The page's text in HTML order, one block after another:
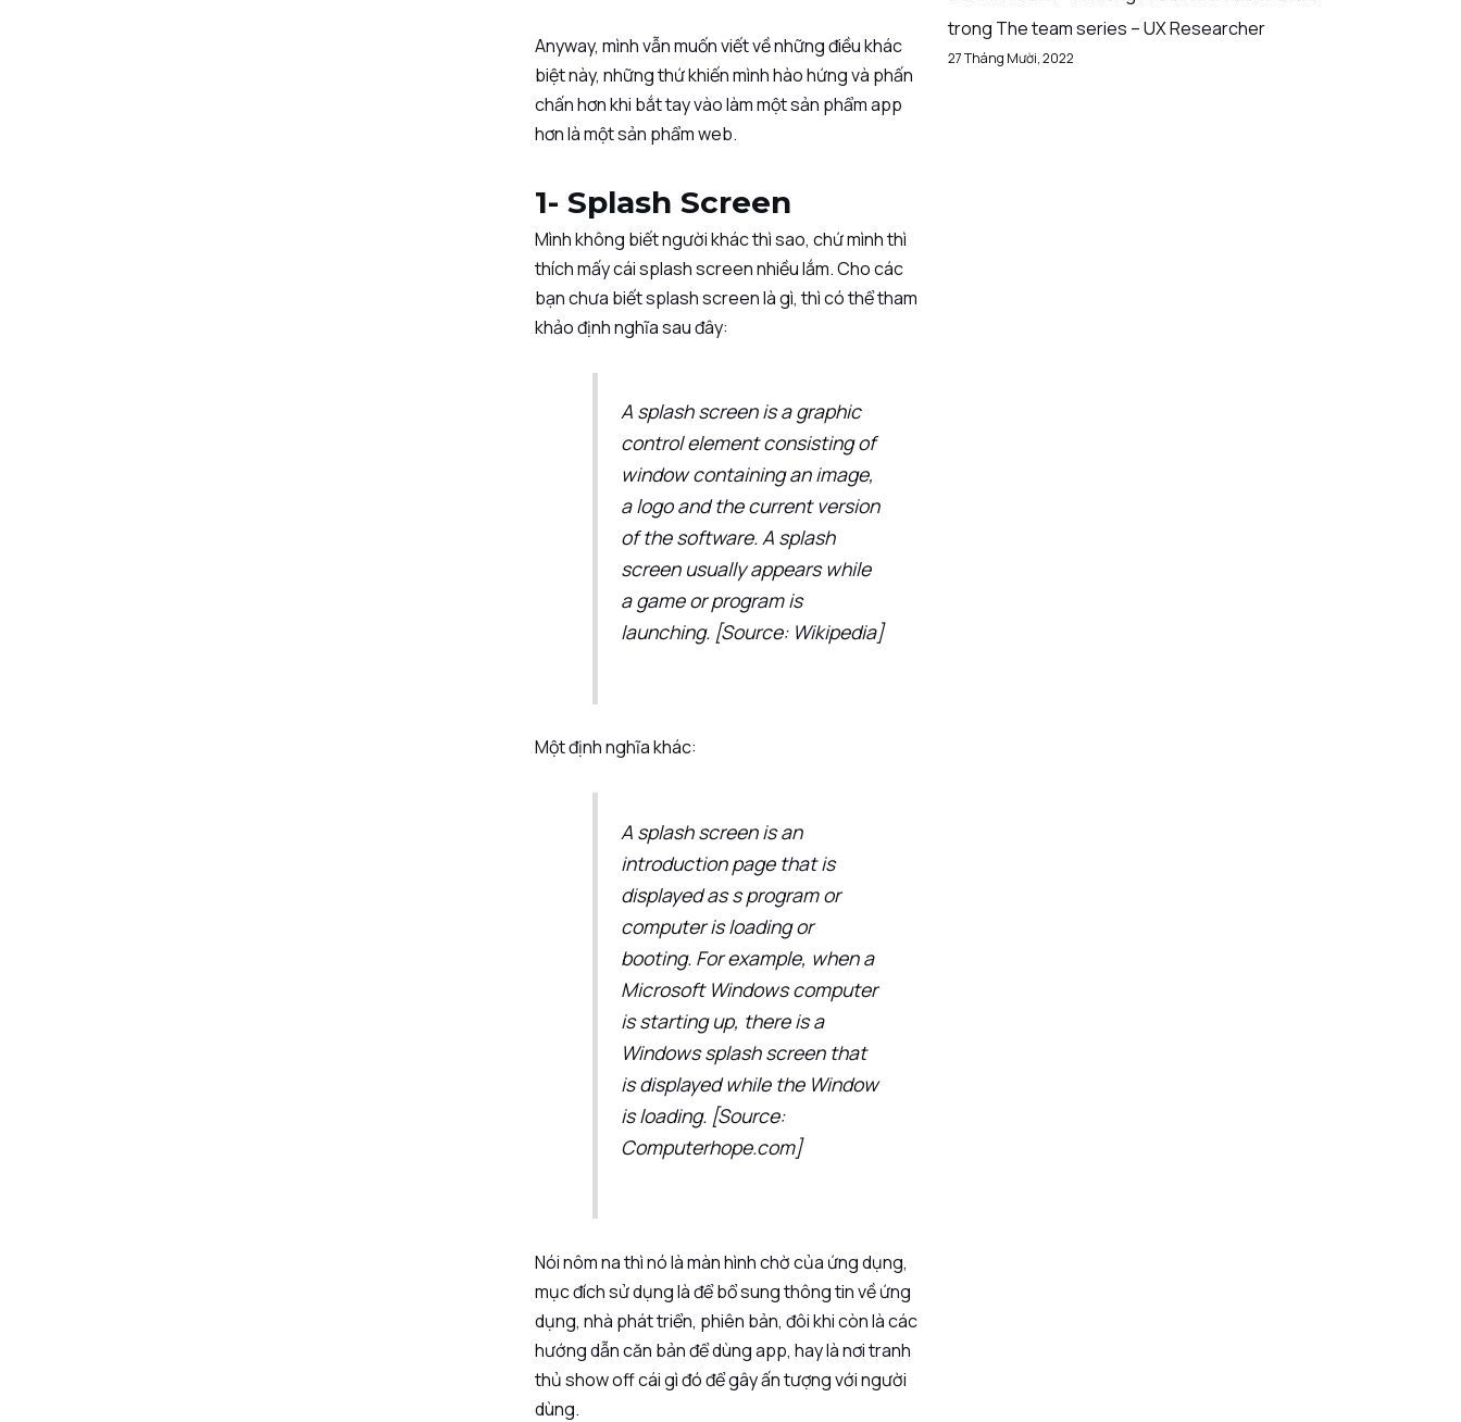
Anyway, mình vẫn muốn viết về những điều khác
biệt này, những thứ khiến mình hào hứng và phấn
chấn hơn khi bắt tay vào làm một sản phẩm app
hơn là một sản phẩm web.
1- Splash Screen
Mình không biết người khác thì sao, chứ mình thì
thích mấy cái splash screen nhiều lắm. Cho các
bạn chưa biết splash screen là gì, thì có thể tham
khảo định nghĩa sau đây:
A splash screen is a graphic
control element consisting of
window containing an image,
a logo and the current version
of the software. A splash
screen usually appears while
a game or program is
launching. [Source: Wikipedia]
Một định nghĩa khác:
A splash screen is an
introduction page that is
displayed as s program or
computer is loading or
booting. For example, when a
Microsoft Windows computer
is starting up, there is a
Windows splash screen that
is displayed while the Window
is loading. [Source:
Computerhope.com]
Nói nôm na thì nó là màn hình chờ của ứng dụng,
mục đích sử dụng là để bổ sung thông tin về ứng
dụng, nhà phát triển, phiên bản, đôi khi còn là các
hướng dẫn căn bản để dùng app, hay là nơi tranh
thủ show off cái gì đó để gây ấn tượng với người
dùng.
trong The team series – UX Researcher
27 Tháng Mười, 2022